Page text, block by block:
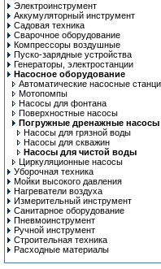
Электроинструмент
Аккумуляторный инструмент
Садовая техника
Сварочное оборудование
Компрессоры воздушные
Пуско-зарядные устройства
Генераторы, электростанции
Насосное оборудование
Автоматические насосные
Мотопомпы
Насосы для фонтана
Поверхностные насосы
Погружные дренажные насосы
Насосы для грязной воды
Насосы для скважин
Насосы для чистой воды
Циркуляционные насосы
Уборочная техника
Мойки высокого давления
Нагреватели воздуха
Измерительный инструмент
Санитарное оборудование
Пневмоинструмент
Ручной инcтрумент
Строительная техника
Расходные материалы